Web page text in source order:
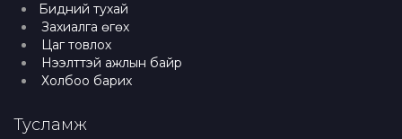
Бидний тухай
Захиалга өгөх
Цаг товлох
Нээлттэй ажлын байр
Холбоо барих
Тусламж